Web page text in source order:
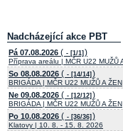
Nadcházející akce PBT
Pá 07.08.2026 ( - [1/1] )
Příprava areálu | MČR U22 MUŽŮ
So 08.08.2026 ( - [14/14] )
BRIGÁDA | MČR U22 MUŽŮ A ŽEN
Ne 09.08.2026 ( - [12/12] )
BRIGÁDA | MČR U22 MUŽŮ A ŽEN
Po 10.08.2026 ( - [36/36] )
Klatovy | 10. 8. - 15. 8. 2026